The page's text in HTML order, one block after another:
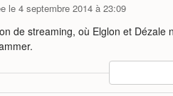
le 4 septembre 2014 à 23:09
de streaming, où Elglon et Dézale